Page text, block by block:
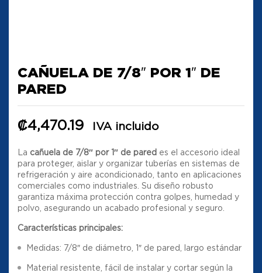
CAÑUELA DE 7/8″ POR 1″ DE
PARED
₡4,470.19 IVA incluido
La cañuela de 7/8″ por 1″ de pared es el accesorio ideal
para proteger, aislar y organizar tuberías en sistemas de
refrigeración y aire acondicionado, tanto en aplicaciones
comerciales como industriales. Su diseño robusto
garantiza máxima protección contra golpes, humedad y
polvo, asegurando un acabado profesional y seguro.
Características principales:
Medidas: 7/8″ de diámetro, 1″ de pared, largo estándar
Material resistente, fácil de instalar y cortar según la